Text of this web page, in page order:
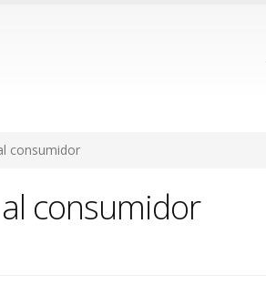
consumidor
consumidor